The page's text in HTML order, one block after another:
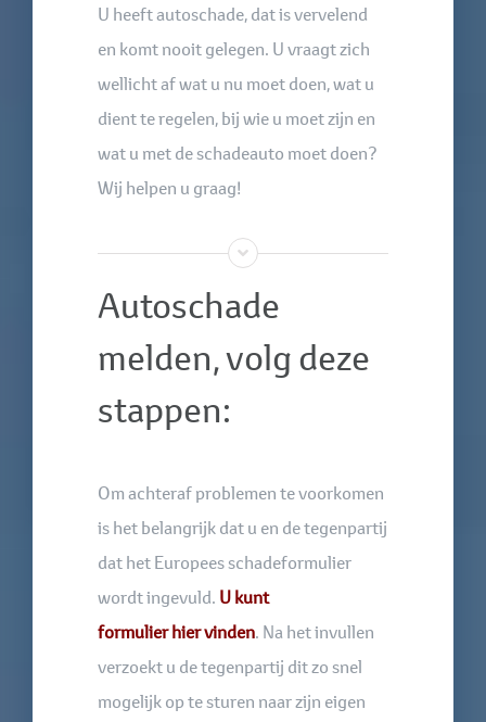
U heeft autoschade, dat is vervelend
en komt nooit gelegen. U vraagt zich
wellicht af wat u nu moet doen, wat u
dient te regelen, bij wie u moet zijn en
wat u met de schadeauto moet doen?
Wij helpen u graag!
Autoschade
melden, volg deze
stappen:
Om achteraf problemen te voorkomen
is het belangrijk dat u en de tegenpartij
dat het Europees schadeformulier
wordt ingevuld. U kunt
formulier hier vinden. Na het invullen
verzoekt u de tegenpartij dit zo snel
mogelijk op te sturen naar zijn eigen